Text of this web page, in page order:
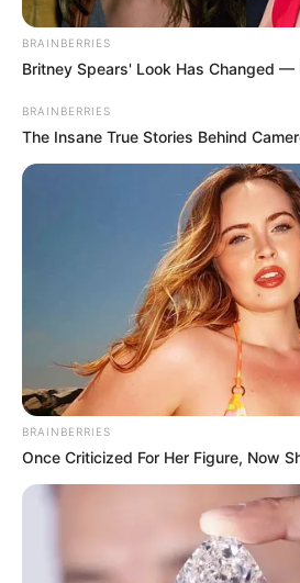
BRAINBERRIES
Britney Spears' Look Has Changed —
BRAINBERRIES
The Insane True Stories Behind
BRAINBERRIES
Once Criticized For Her Figure, Now